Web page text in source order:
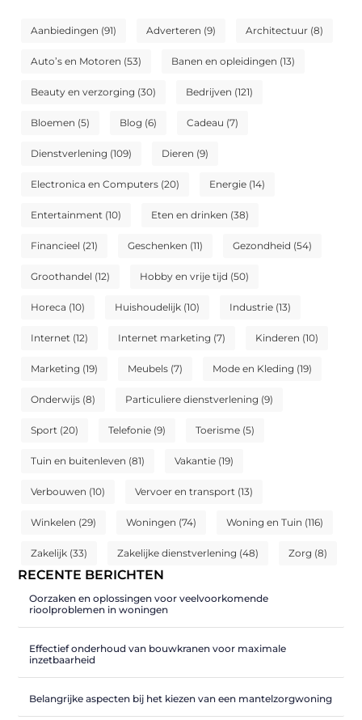
Aanbiedingen (91) Adverteren (9) Architectuur (8)
Auto’s en Motoren (53) Banen en opleidingen (13)
Beauty en verzorging (30) Bedrijven (121)
Bloemen (5) Blog (6) Cadeau (7)
Dienstverlening (109) Dieren (9)
Electronica en Computers (20) Energie (14)
Entertainment (10) Eten en drinken (38)
Financieel (21) Geschenken (11) Gezondheid (54)
Groothandel (12) Hobby en vrije tijd (50)
Horeca (10) Huishoudelijk (10) Industrie (13)
Internet (12) Internet marketing (7) Kinderen (10)
Marketing (19) Meubels (7) Mode en Kleding (19)
Onderwijs (8) Particuliere dienstverlening (9)
Sport (20) Telefonie (9) Toerisme (5)
Tuin en buitenleven (81) Vakantie (19)
Verbouwen (10) Vervoer en transport (13)
Winkelen (29) Woningen (74) Woning en Tuin (116)
Zakelijk (33) Zakelijke dienstverlening (48) Zorg (8)
RECENTE BERICHTEN
Oorzaken en oplossingen voor veelvoorkomende
rioolproblemen in woningen
Effectief onderhoud van bouwkranen voor maximale
inzetbaarheid
Belangrijke aspecten bij het kiezen van een mantelzorgwoning